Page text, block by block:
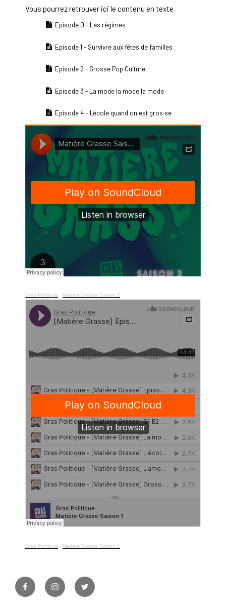
Vous pourrez retrouver ici le contenu en texte
Episode 0 - Les régimes
Episode 1 - Survivre aux fêtes de familles
Episode 2 - Grosse Pop Culture
Episode 3 - La mode la mode la mode
Episode 4 - L'école quand on est gros·se
Gras Politique · Matière Grasse Saison 2
Gras Politique · Matière Grasse Saison 1
FacebookInstagramTwitter